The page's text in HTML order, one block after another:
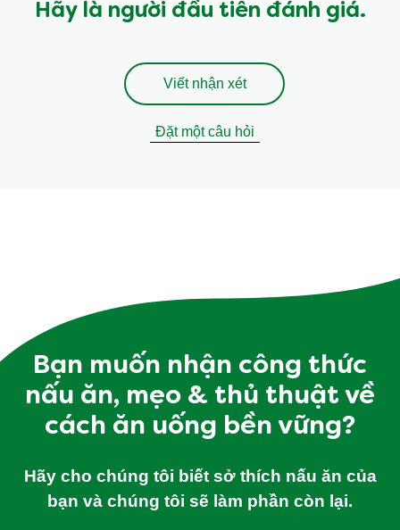
Hãy là người đầu tiên đánh giá.
Viết nhận xét
Đặt một câu hỏi
Bạn muốn nhận công thức
nấu ăn, mẹo & thủ thuật về
cách ăn uống bền vững?
Hãy cho chúng tôi biết sở thích nấu ăn của
bạn và chúng tôi sẽ làm phần còn lại.